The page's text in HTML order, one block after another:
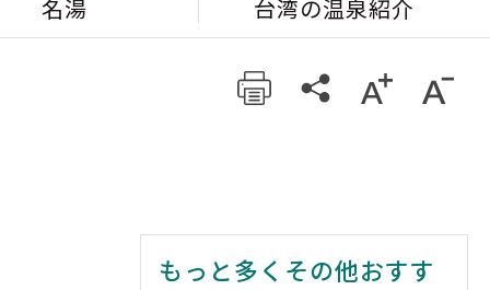
名湯 台湾の温泉紹介
もっと多くその他おすす